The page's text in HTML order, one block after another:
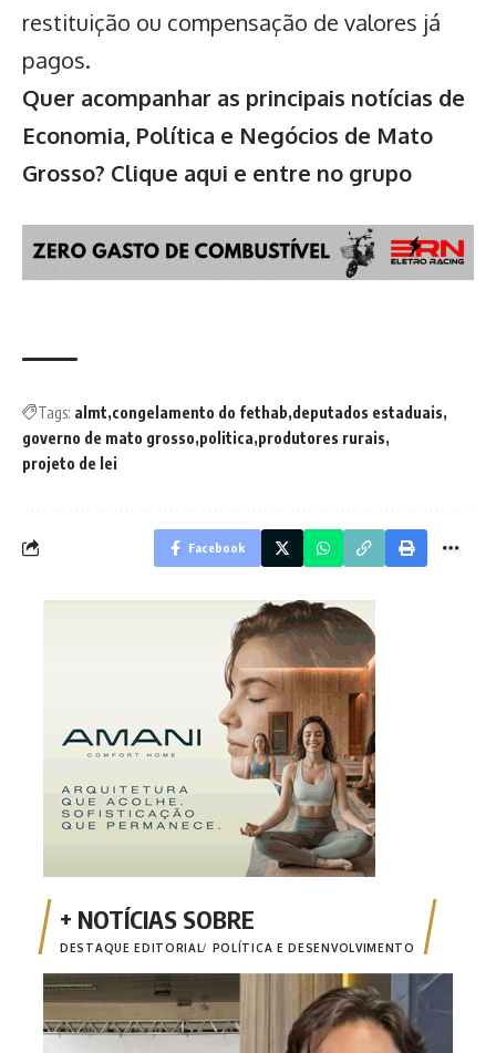
restituição ou compensação de valores já
pagos.
Quer acompanhar as principais notícias de
Economia, Política e Negócios de Mato
Grosso? Clique aqui e entre no grupo
Tags: almt congelamento do fethab deputados estaduais
governo de mato grosso politica produtores rurais
projeto de lei
Facebook
DESTAQUE EDITORIAL POLÍTICA E DESENVOLVIMENTO